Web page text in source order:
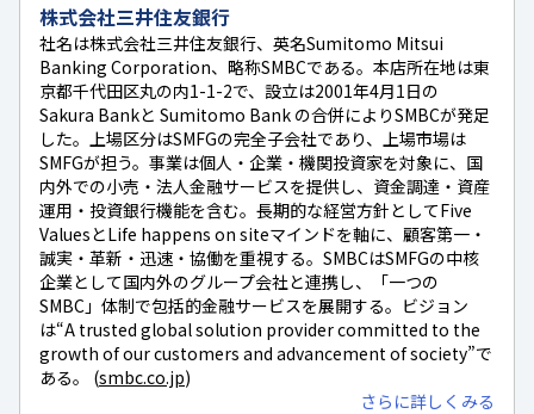
株式会社三井住友銀行
社名は株式会社三井住友銀行、英名Sumitomo Mitsui
Banking Corporation、略称SMBCである。本店所在地は東
京都千代田区丸の内1-1-2で、設立は2001年4月1日の
Sakura Bankと Sumitomo Bank の合併によりSMBCが発足
した。上場区分はSMFGの完全子会社であり、上場市場は
SMFGが担う。事業は個人・企業・機関投資家を対象に、国
内外での小売・法人金融サービスを提供し、資金調達・資産
運用・投資銀行機能を含む。長期的な経営方針としてFive
ValuesとLife happens on siteマインドを軸に、顧客第一・
誠実・革新・迅速・協働を重視する。SMBCはSMFGの中核
企業として国内外のグループ会社と連携し、「一つの
SMBC」体制で包括的金融サービスを展開する。ビジョン
は“A trusted global solution provider committed to the
growth of our customers and advancement of society”で
ある。 (smbc.co.jp)
さらに詳しくみる